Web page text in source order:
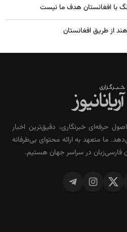
با افغانستان هدف ما نیست
از طریق افغانستان
اصول حرفه‌ای خبرنگاری، دقیق‌ترین اخبار
ما متعهد به ارائه محتوای بی‌طرفانه
فارسی‌زبان در سراسر جهان هستیم.